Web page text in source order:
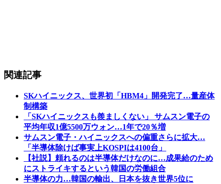
関連記事
SKハイニックス、世界初「HBM4」開発完了…量産体
制構築
「SKハイニックスも羨ましくない」 サムスン電子の
平均年収1億5500万ウォン…1年で20％増
サムスン電子・ハイニックスへの偏重さらに拡大…
「半導体除けば事実上KOSPIは4100台」
【社説】頼れるのは半導体だけなのに…成果給のため
にストライキするという韓国の労働組合
半導体の力…韓国の輸出、日本を抜き世界5位に